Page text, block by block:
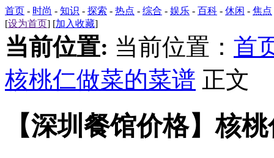
首页 - 时尚 - 知识 - 探索 - 热点 - 综合 - 娱乐 - 百科 - 休闲 - 焦点
[设为首页] [加入收藏]
当前位置: 当前位置： 首
核桃仁做菜的菜谱 正文
【深圳餐馆价格】核